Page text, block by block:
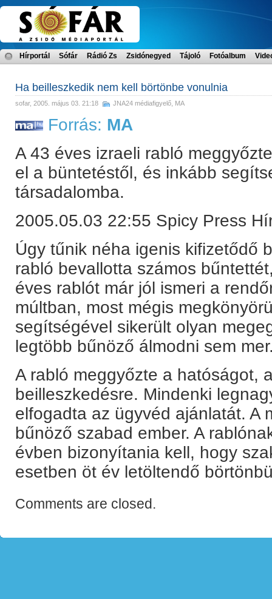
Hírportál Sófár Rádió Zs Zsidónegyed Tájoló Fotóalbum
Ha beilleszkedik nem kell börtönbe vonulnia
sofar, 2005. május 03. 21:18 JNA24 médiafigyelő MA
Forrás: MA
A 43 éves izraeli rabló
el a büntetéstől, és inkább
társadalomba.
2005.05.03 22:55 Spicy Press
Úgy tűnik néha igenis kifizetődő
rabló bevallotta számos
éves rablót már jól ismeri a
múltban, most mégis
segítségével sikerült olyan
legtöbb bűnöző álmodni sem
A rabló meggyőzte a hatóságot,
beilleszkedésre. Mindenki
elfogadta az ügyvéd ajánlatát. A
bűnöző szabad ember. A
évben bizonyítania kell, hogy
esetben öt év letöltendő
Comments are closed.